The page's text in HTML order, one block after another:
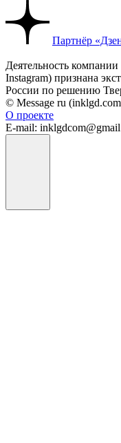
Партнёр
Деятельность
Instagram) признана
России по решению
© Message ru
О проекте
E-mail: